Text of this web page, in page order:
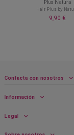
Plus Natura
Hair Plus by
9,90 €
Contacta con nosotros
Información
Legal